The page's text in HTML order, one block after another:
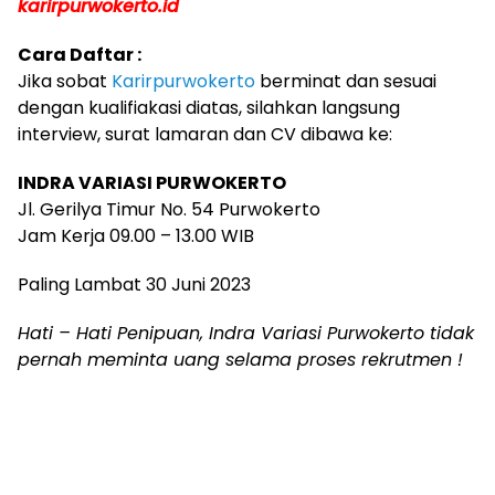
karirpurwokerto.id
Cara Daftar :
Jika sobat Karirpurwokerto berminat dan sesuai
dengan kualifiakasi diatas, silahkan langsung
interview, surat lamaran dan CV dibawa ke:
INDRA VARIASI PURWOKERTO
Jl. Gerilya Timur No. 54 Purwokerto
Jam Kerja 09.00 – 13.00 WIB
Paling Lambat 30 Juni 2023
Hati – Hati Penipuan, Indra Variasi Purwokerto tidak
pernah meminta uang selama proses rekrutmen !